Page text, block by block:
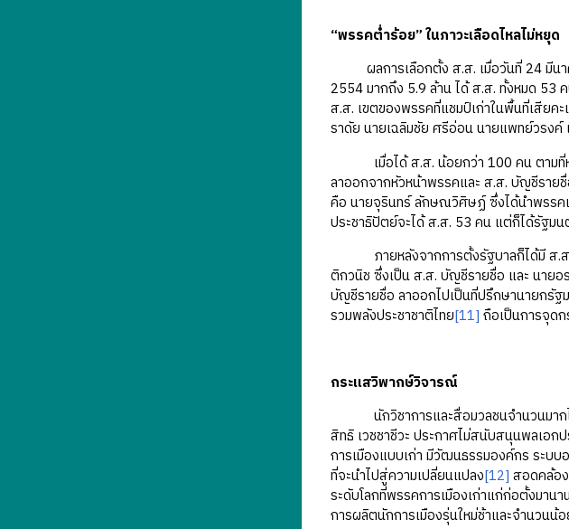
“พรรคต่ำร้อย” ในภาวะเลือดไหลไม่หยุด
ผลการเลือกตั้ง ส.ส. เมื่อวันที่ 24 มีนาค
2554 มากถึง 5.9 ล้าน ได้ ส.ส. ทั้งหมด 53
ส.ส. เขตของพรรคที่แชมป์เก่าในพื้นที่เสีย
ราดัย นายเฉลิมชัย ศรีอ่อน นายแพทย์วรง
เมื่อได้ ส.ส. น้อยกว่า 100 คน ตามที่หัว
ลาออกจากหัวหน้าพรรคและ ส.ส. บัญชีราย
คือ นายจุรินทร์ ลักษณวิศิษฏ์ ซึ่งได้นำพรรค
ประชาธิปัตย์จะได้ ส.ส. 53 คน แต่ก็ได้รัฐ
ภายหลังจากการตั้งรัฐบาลก็ได้มี ส.ส.
ติกวนิช ซึ่งเป็น ส.ส. บัญชีรายชื่อ และ นาย
บัญชีรายชื่อ ลาออกไปเป็นที่ปรึกษานายกรั
รวมพลังประชาชาติไทย[11] ถือเป็นการจุด
กระแสวิพากษ์วิจารณ์
นักวิชาการและสื่อมวลชนจำนวนมากได้
สิทธิ เวชชาชีวะ ประกาศไม่สนับสนุนพลเอก
การเมืองแบบเก่า มีวัฒนธรรมองค์กร ระบบ
ที่จะนำไปสู่ความเปลี่ยนแปลง[12] สอดคล้อ
ระดับโลกที่พรรคการเมืองเก่าแก่ก่อตั้งมา
การผลิตนักการเมืองรุ่นใหม่ช้าและจำนวนน้